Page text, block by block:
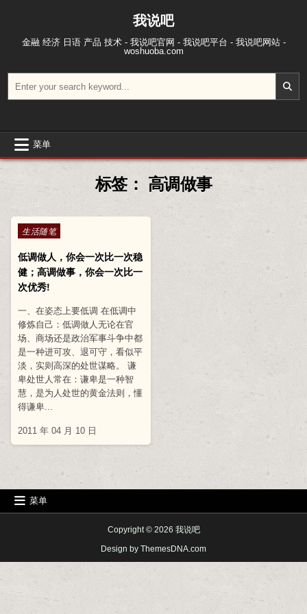
我说吧
金融 经济 日语 产品 技术 - 我说吧官网 - 我说吧平台 - 我说吧网站 -
woshuoba.com
菜单
标签： 高调做事
Posted in
生活随笔
低调做人，你会一次比一次稳
健；高调做事，你会一次比一
次优秀!
一、在姿态上要低调 在低调中
修炼自己：低调做人无论在官
场、商场还是政治军事斗争中都
是一种进可攻、退可守，看似平
淡，实则高深的处世谋略。 谦
卑处世人常在：谦卑是一种智
慧，是为人处世的黄金法则，懂
得谦卑...
2011 年 04 月 10 日
菜单
Copyright © 2026 我说吧
Design by ThemesDNA.com